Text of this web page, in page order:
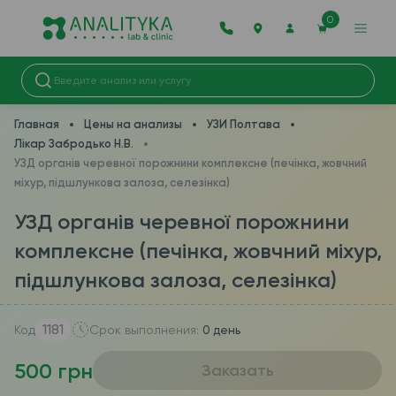
0
Главная Цены на анализы
УЗИ Полтава
Лікар Забродько Н.В.
УЗД органiв черевної порожнини комплексне (печінка, жовчний
міхур, підшлункова залоза, селезінка)
УЗД органiв черевної порожнини
комплексне (печінка, жовчний міхур,
підшлункова залоза, селезінка)
Код 1181 Срок выполнения: 0 день
500 грн Заказать